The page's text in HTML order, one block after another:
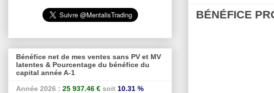
BÉNÉFICE
Bénéfice net de mes ventes sans PV et MV
latentes & Pourcentage du bénéfice du
capital année A-1
Année 2026 : 25 937.46 € soit 10.31 %